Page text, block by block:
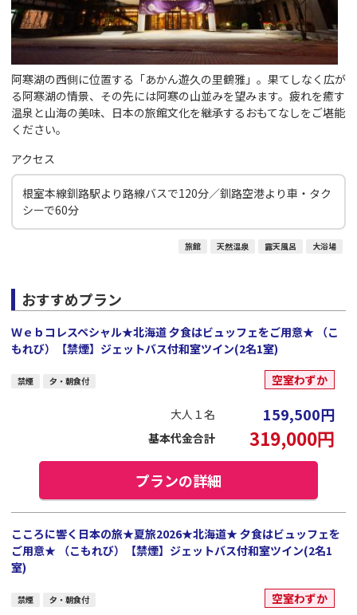
阿寒湖の西側に位置する「あかん遊久の里鶴雅」。果てしなく広が
る阿寒湖の情景、その先には阿寒の山並みを望みます。疲れを癒す
温泉と山海の美味、日本の旅館文化を継承するおもてなしをご堪能
ください。
アクセス
根室本線釧路駅より路線バスで120分／釧路空港より車・タク
シーで60分
旅館 天然温泉 露天風呂 大浴場
おすすめプラン
Ｗｅｂコレスペシャル★北海道 夕食はビュッフェをご用意★ （こ
もれび）【禁煙】ジェットバス付和室ツイン(2名1室)
禁煙 夕・朝食付 空室わずか
大人１名 159,500円
基本代金合計 319,000円
プランの詳細
こころに響く日本の旅★夏旅2026★北海道★ 夕食はビュッフェを
ご用意★ （こもれび）【禁煙】ジェットバス付和室ツイン(2名1
室)
禁煙 夕・朝食付 空室わずか